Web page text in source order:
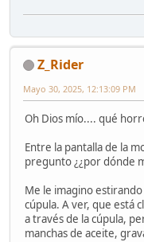
Z_Rider
Mayo 30, 2025, 12:13:09 PM
Oh Dios mío.... qué
Entre la pantalla de la
pregunto ¿¿por dónde
Me le imagino
cúpula. A ver, que está
a través de la cúpula,
manchas de aceite,